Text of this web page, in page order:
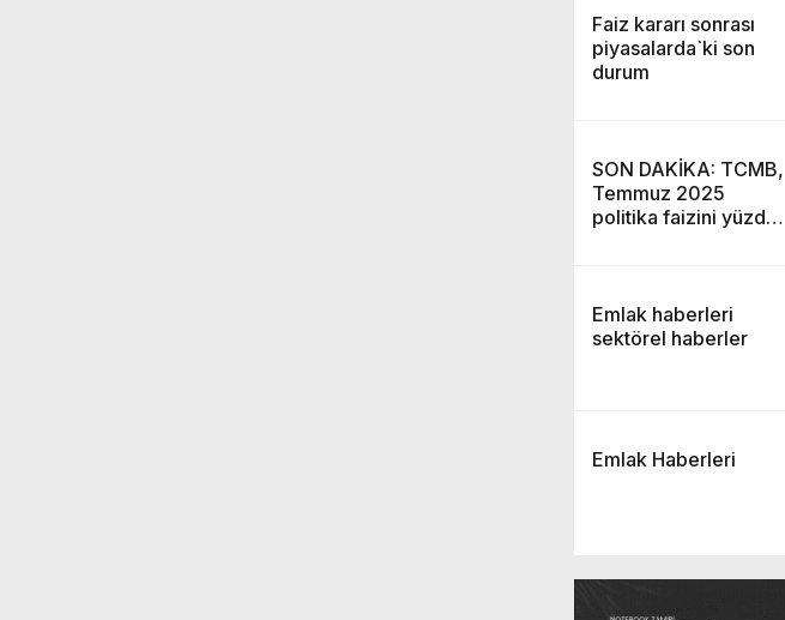
Faiz kararı sonrası
piyasalarda`ki son
durum
SON DAKİKA: TCMB,
Temmuz 2025
politika faizini yüzde
Emlak haberleri
sektörel haberler
Emlak Haberleri